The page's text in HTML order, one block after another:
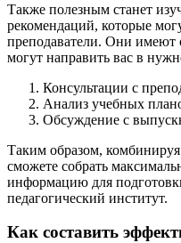
Также полезным станет
рекомендаций, которые
преподаватели. Они имеют
могут направить вас в
Консультации с
Анализ учебных
Обсуждение с
Таким образом,
сможете собрать
информацию для
педагогический институт.
Как составить